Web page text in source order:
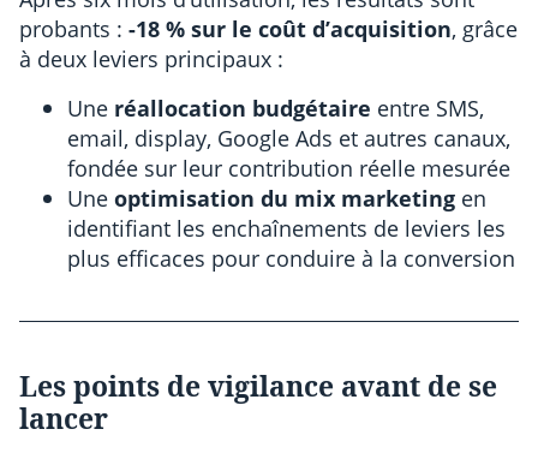
probants : -18 % sur le coût d’acquisition, grâce
à deux leviers principaux :
Une réallocation budgétaire entre SMS,
email, display, Google Ads et autres canaux,
fondée sur leur contribution réelle mesurée
Une optimisation du mix marketing en
identifiant les enchaînements de leviers les
plus efficaces pour conduire à la conversion
Les points de vigilance avant de se
lancer